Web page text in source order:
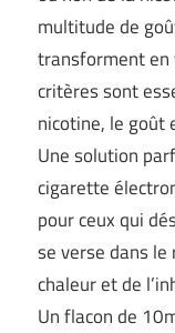
multitude de
transforment en
critères sont
nicotine, le goût
Une solution
cigarette
pour ceux qui
se verse dans
chaleur et de
Un flacon de